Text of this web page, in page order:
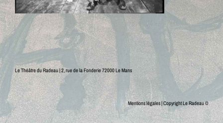
Le Théâtre du Radeau | 2, rue de la Fonderie 72000 Le Mans
Mentions légales| Copyright Le Radeau ©